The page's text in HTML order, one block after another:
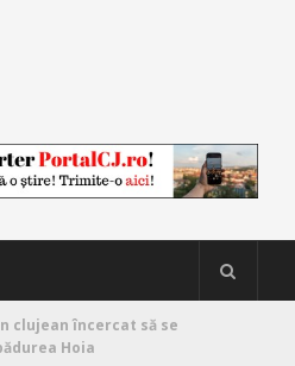
clujean încercat să se
Hoia